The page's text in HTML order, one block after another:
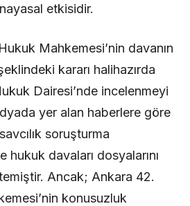
etkisidir.
Mahkemesi’nin davanın
kararı halihazırda
Dairesi’nde incelenmeyi
yer alan haberlere göre
soruşturma
hukuk davaları dosyalarını
Ancak; Ankara 42.
konusuzluk